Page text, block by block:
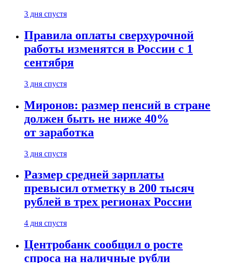
3 дня спустя
Правила оплаты сверхурочной
работы изменятся в России с 1
сентября
3 дня спустя
Миронов: размер пенсий в стране
должен быть не ниже 40%
от заработка
3 дня спустя
Размер средней зарплаты
превысил отметку в 200 тысяч
рублей в трех регионах России
4 дня спустя
Центробанк сообщил о росте
спроса на наличные рубли